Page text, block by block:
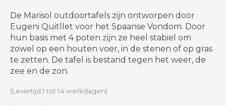
De Marisol outdoortafels zijn ontworpen door
Eugeni Quitllet voor het Spaanse Vondom. Door
hun basis met 4 poten zijn ze heel stabiel om
zowel op een houten voer, in de stenen of op gras
te zetten. De tafel is bestand tegen het weer, de
zee en de zon.
(Levertijd:1 tot 14 werkdagen)